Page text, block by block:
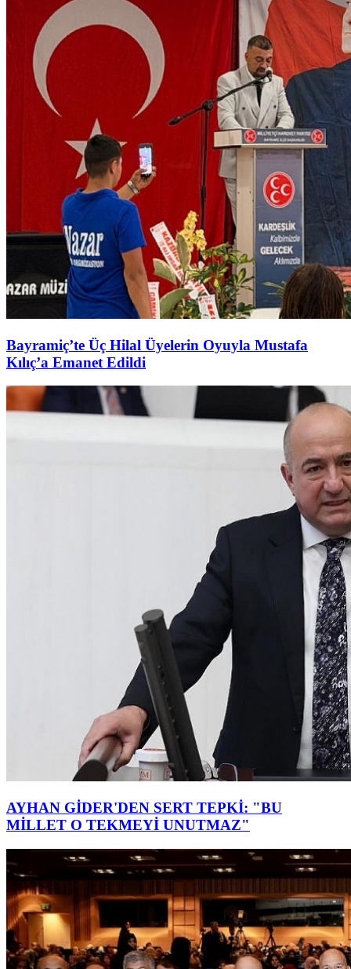
Bayramiç’te Üç Hilal Üyelerin Oyuyla Mustafa
Kılıç’a Emanet Edildi
AYHAN GİDER'DEN SERT TEPKİ: "BU
MİLLET O TEKMEYİ UNUTMAZ"